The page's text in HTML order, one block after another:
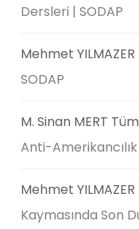
Dersleri | SODAP
Mehmet YILMAZER
SODAP
M. Sinan MERT
Anti-Amerikancılık
Mehmet YILMAZER
Kaymasında Son